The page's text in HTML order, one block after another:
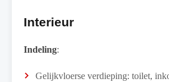
Interieur
Indeling:
Gelijkvloerse verdieping: toilet,